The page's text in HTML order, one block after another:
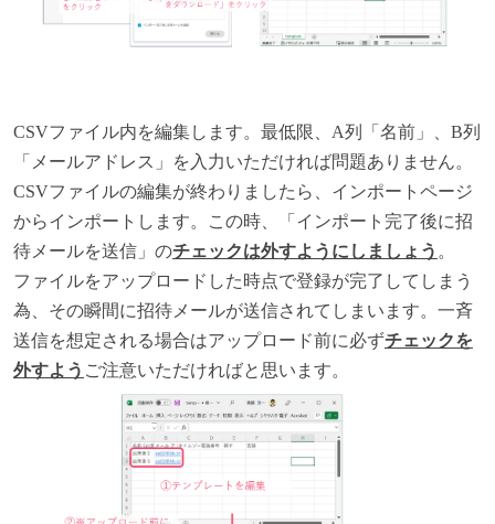
CSVファイル内を編集します。最低限、A列「名前」、B列
「メールアドレス」を入力いただければ問題ありません。
CSVファイルの編集が終わりましたら、インポートページ
からインポートします。この時、「インポート完了後に招
待メールを送信」のチェックは外すようにしましょう 。
ファイルをアップロードした時点で登録が完了してしまう
為、その瞬間に招待メールが送信されてしまいます。一斉
送信を想定される場合はアップロード前に必ずチェックを
外すよう ご注意いただければと思います。